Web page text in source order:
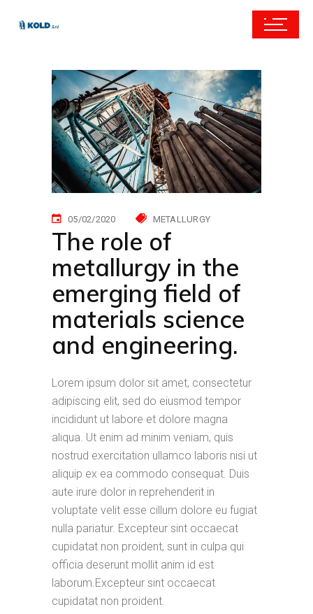
05/02/2020 METALLURGY
The role of
metallurgy in the
emerging field of
materials science
and engineering.
Lorem ipsum dolor sit amet, consectetur
adipiscing elit, sed do eiusmod tempor
incididunt ut labore et dolore magna
aliqua. Ut enim ad minim veniam, quis
nostrud exercitation ullamco laboris nisi ut
aliquip ex ea commodo consequat. Duis
aute irure dolor in reprehenderit in
voluptate velit esse cillum dolore eu fugiat
nulla pariatur. Excepteur sint occaecat
cupidatat non proident, sunt in culpa qui
officia deserunt mollit anim id est
laborum.Excepteur sint occaecat
cupidatat non proident.